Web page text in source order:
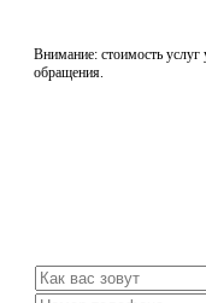
Внимание: стоимость услуг
обращения.